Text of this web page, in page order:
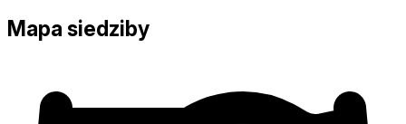
Mapa siedziby